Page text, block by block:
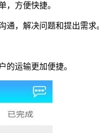
，方便快捷。
通，解决问题和提出需求
的运输更加便捷。